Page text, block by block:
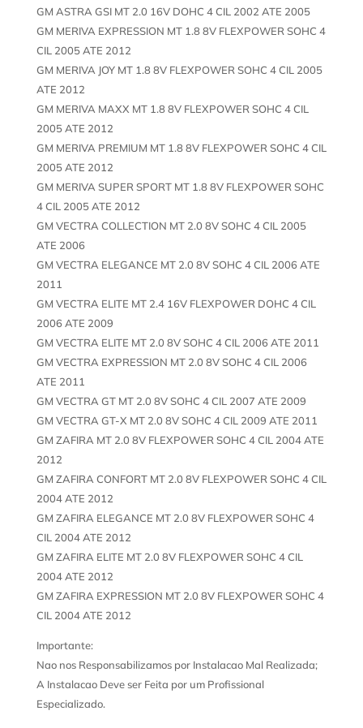
GM ASTRA GSI MT 2.0 16V DOHC 4 CIL 2002 ATE 2005
GM MERIVA EXPRESSION MT 1.8 8V FLEXPOWER SOHC 4
CIL 2005 ATE 2012
GM MERIVA JOY MT 1.8 8V FLEXPOWER SOHC 4 CIL 2005
ATE 2012
GM MERIVA MAXX MT 1.8 8V FLEXPOWER SOHC 4 CIL
2005 ATE 2012
GM MERIVA PREMIUM MT 1.8 8V FLEXPOWER SOHC 4 CIL
2005 ATE 2012
GM MERIVA SUPER SPORT MT 1.8 8V FLEXPOWER SOHC
4 CIL 2005 ATE 2012
GM VECTRA COLLECTION MT 2.0 8V SOHC 4 CIL 2005
ATE 2006
GM VECTRA ELEGANCE MT 2.0 8V SOHC 4 CIL 2006 ATE
2011
GM VECTRA ELITE MT 2.4 16V FLEXPOWER DOHC 4 CIL
2006 ATE 2009
GM VECTRA ELITE MT 2.0 8V SOHC 4 CIL 2006 ATE 2011
GM VECTRA EXPRESSION MT 2.0 8V SOHC 4 CIL 2006
ATE 2011
GM VECTRA GT MT 2.0 8V SOHC 4 CIL 2007 ATE 2009
GM VECTRA GT-X MT 2.0 8V SOHC 4 CIL 2009 ATE 2011
GM ZAFIRA MT 2.0 8V FLEXPOWER SOHC 4 CIL 2004 ATE
2012
GM ZAFIRA CONFORT MT 2.0 8V FLEXPOWER SOHC 4 CIL
2004 ATE 2012
GM ZAFIRA ELEGANCE MT 2.0 8V FLEXPOWER SOHC 4
CIL 2004 ATE 2012
GM ZAFIRA ELITE MT 2.0 8V FLEXPOWER SOHC 4 CIL
2004 ATE 2012
GM ZAFIRA EXPRESSION MT 2.0 8V FLEXPOWER SOHC 4
CIL 2004 ATE 2012
Importante:
Nao nos Responsabilizamos por Instalacao Mal Realizada;
A Instalacao Deve ser Feita por um Profissional
Especializado.